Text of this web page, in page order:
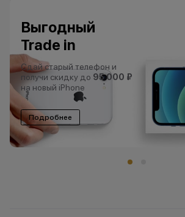
Выгодный
Trade in
Сдай старый телефон и
получи скидку до 95 000 ₽
на новый iPhone
Подробнее